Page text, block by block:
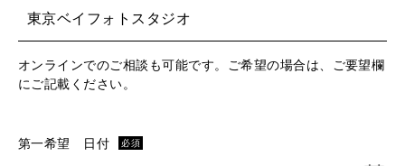
東京ベイフォトスタジオ
オンラインでのご相談も可能です。ご希望の場合は、ご要望欄
にご記載ください。
第一希望 日付 必須